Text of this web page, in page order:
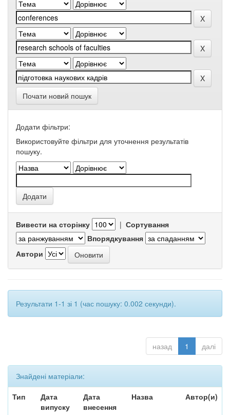
Почати новий пошук
Додати фільтри:
Використовуйте фільтри для уточнення результатів
пошуку.
Вивести на сторінку | Сортування
Впорядкування
Автори
Результати 1-1 зі 1 (час пошуку: 0.002 секунди).
назад 1 далі
Знайдені матеріали:
Тип
Дата
випуску
Дата
внесення
Назва Автор(и)